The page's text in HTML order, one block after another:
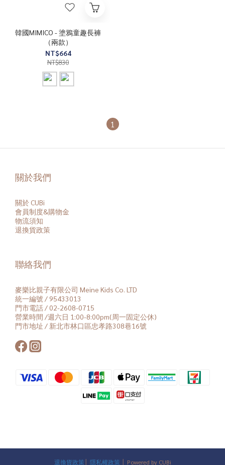
韓國MIMICO - 塗鴉童趣長褲
（兩款）
NT$664
NT$830
1
關於我們
關於 CUBi
會員制度&購物金
物流須知
退換貨政策
聯絡我們
麥樂比親子有限公司 Meine Kids Co. LTD
統一編號 / 95433013
門市電話 / 02-2608-0715
營業時間 /週六日 1:00-8:00pm(周一固定公休)
門市地址 / 新北市林口區忠孝路308巷16號
退換貨政策 隱私權政策 │ Powered by CUBi